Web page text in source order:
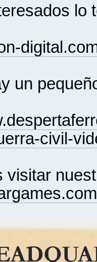
lo
un
civil-
visitar